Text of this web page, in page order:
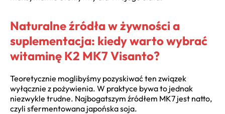
Naturalne źródła w żywności a
suplementacja: kiedy warto wybrać
witaminę K2 MK7 Visanto?
Teoretycznie moglibyśmy pozyskiwać ten związek
wyłącznie z pożywienia. W praktyce bywa to jednak
niezwykle trudne. Najbogatszym źródłem MK7 jest natto,
czyli sfermentowana japońska soja.